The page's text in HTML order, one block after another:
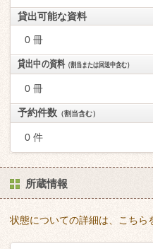
貸出可能な資料
0 冊
貸出中の資料（割当または回送中含む）
0 冊
予約件数 （割当含む）
0 件
所蔵情報
状態についての詳細は、こちら